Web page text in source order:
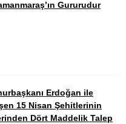
Gururudur
Erdoğan ile
15 Nisan Şehitlerinin
Dört Maddelik Talep